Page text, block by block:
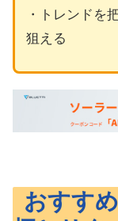
・トレンドを
狙える
おすす